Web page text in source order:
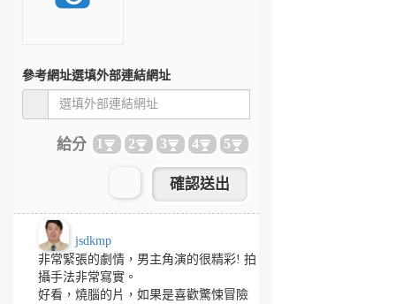
參考網址選填外部連結網址
給分 1 2 3 4 5
jsdkmp
非常緊張的劇情，男主角演的很精彩! 拍
攝手法非常寫實。
好看，燒腦的片，如果是喜歡驚悚冒險